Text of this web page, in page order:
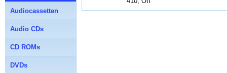
Audiocassetten
Audio CDs
CD ROMs
DVDs